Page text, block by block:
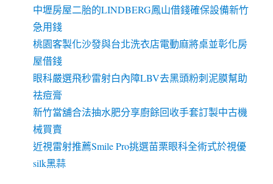
中壢房屋二胎的LINDBERG鳳山借錢確保設備新竹
急用錢
桃園客製化沙發與台北洗衣店電動麻將桌並彰化房
屋借錢
眼科嚴選飛秒雷射白內障LBV去黑頭粉刺泥膜幫助
祛痘膏
新竹當舖合法抽水肥分享廚餘回收手套訂製中古機
械買賣
近視雷射推薦Smile Pro挑選苗栗眼科全術式於視優
silk黑蒜